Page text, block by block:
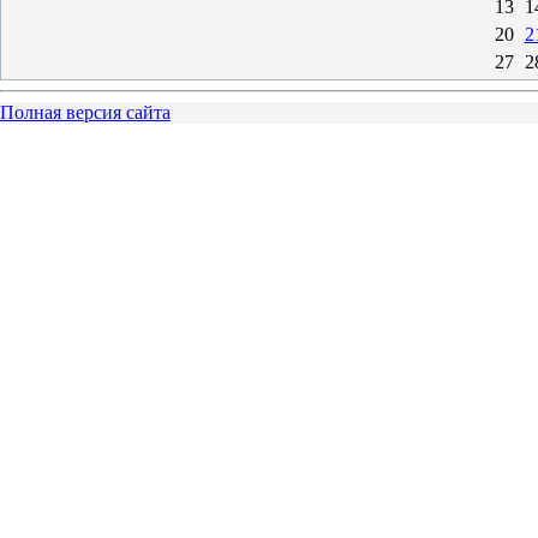
13
20
27
Полная версия сайта